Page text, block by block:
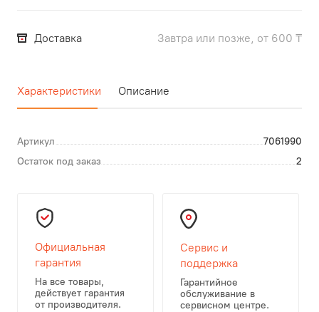
Доставка Завтра или позже, от 600 ₸
Характеристики Описание
Артикул
7061990
Остаток под заказ
2
Официальная
гарантия
На все товары,
действует гарантия
от производителя.
Сервис и
поддержка
Гарантийное
обслуживание в
сервисном центре.